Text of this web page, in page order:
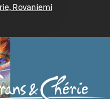
Rovaniemi